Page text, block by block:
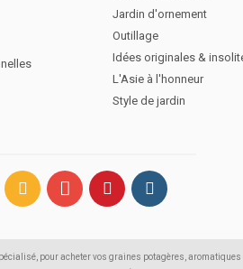
Jardin d'ornement
Outillage
Idées originales &
L'Asie à l'honneur
Style de jardin
pour acheter vos graines potagères,